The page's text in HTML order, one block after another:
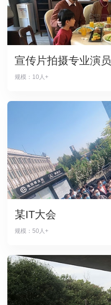
宣传片拍摄专业演员
规模：10人+
某IT大会
规模：50人+